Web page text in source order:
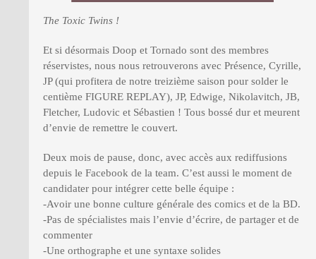
The Toxic Twins !
Et si désormais Doop et Tornado sont des membres
réservistes, nous nous retrouverons avec Présence, Cyrille,
JP (qui profitera de notre treizième saison pour solder le
centième FIGURE REPLAY), JP, Edwige, Nikolavitch, JB,
Fletcher, Ludovic et Sébastien ! Tous bossé dur et meurent
d’envie de remettre le couvert.
Deux mois de pause, donc, avec accès aux rediffusions
depuis le Facebook de la team. C’est aussi le moment de
candidater pour intégrer cette belle équipe :
-Avoir une bonne culture générale des comics et de la BD.
-Pas de spécialistes mais l’envie d’écrire, de partager et de
commenter
-Une orthographe et une syntaxe solides